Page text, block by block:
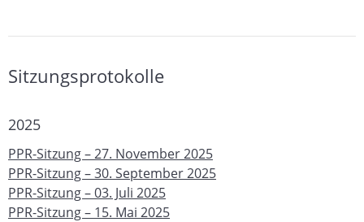
Sitzungsprotokolle
2025
PPR-Sitzung – 27. November 2025
PPR-Sitzung – 30. September 2025
PPR-Sitzung – 03. Juli 2025
PPR-Sitzung – 15. Mai 2025